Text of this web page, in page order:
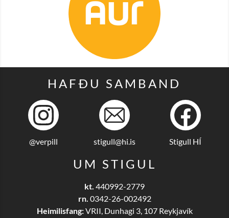
HAFÐU SAMBAND
@verpill stigull@hi.is Stigull HÍ
UM STIGUL
kt. 440992-2779
rn. 0342-26-002492
Heimilisfang:VRII, Dunhagi 3, 107 Reykjavík